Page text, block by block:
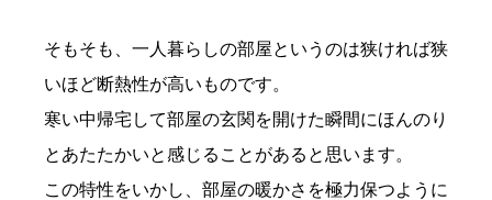
そもそも、一人暮らしの部屋というのは狭ければ狭
いほど断熱性が高いものです。
寒い中帰宅して部屋の玄関を開けた瞬間にほんのり
とあたたかいと感じることがあると思います。
この特性をいかし、部屋の暖かさを極力保つように